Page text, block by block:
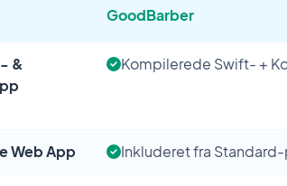
GoodBarber
&
Kompilerede Swift- +
Web App Inkluderet fra